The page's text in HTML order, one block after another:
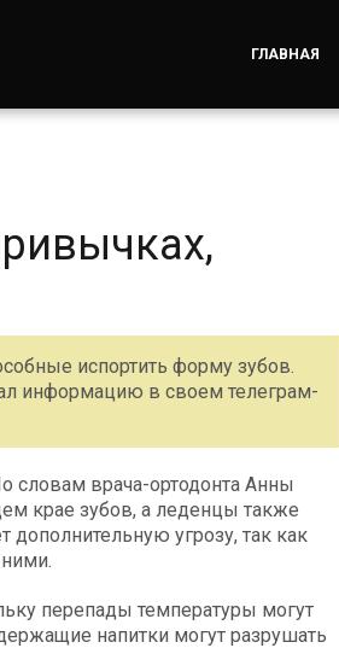
ГЛАВНАЯ
испортить форму зубов.
информацию в своем телеграм-
врача-ортодонта Анны
крае зубов, а леденцы также
дополнительную угрозу, так как
перепады температуры могут
напитки могут разрушать